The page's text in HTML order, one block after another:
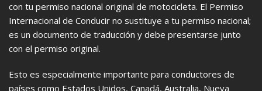
con tu permiso nacional original de motocicleta. El Permiso
Internacional de Conducir no sustituye a tu permiso nacional;
es un documento de traducción y debe presentarse junto
con el permiso original.
Esto es especialmente importante para conductores de
países como Estados Unidos, Canadá, Australia, Nueva